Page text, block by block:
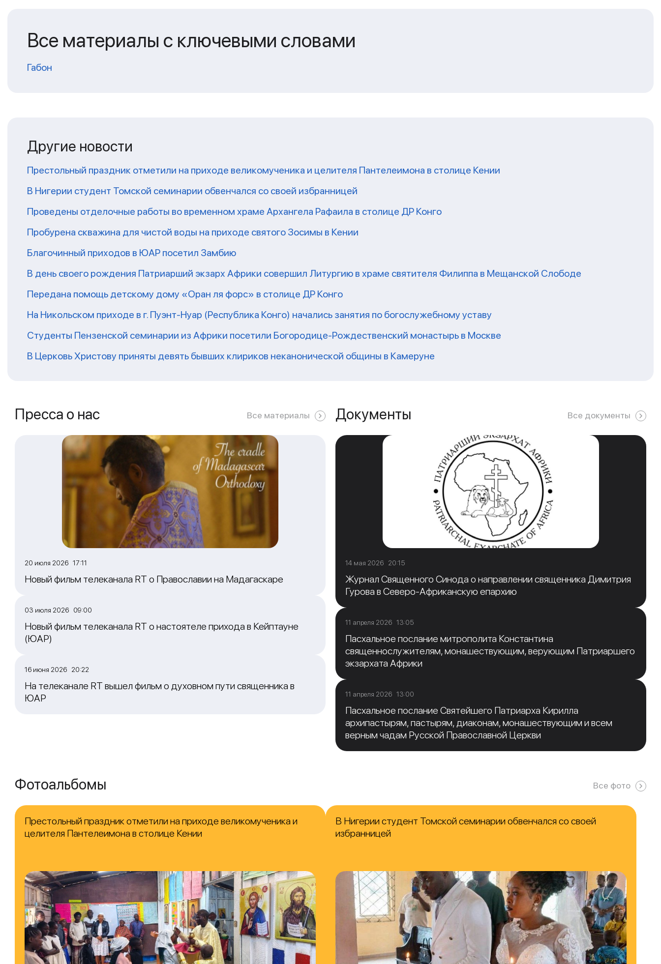
Все материалы с ключевыми словами
Габон
Другие новости
Престольный праздник отметили на приходе великомученика и целителя Пантелеимона в столице Кении
В Нигерии студент Томской семинарии обвенчался со своей избранницей
Проведены отделочные работы во временном храме Архангела Рафаила в столице ДР Конго
Пробурена скважина для чистой воды на приходе святого Зосимы в Кении
Благочинный приходов в ЮАР посетил Замбию
В день своего рождения Патриарший экзарх Африки совершил Литургию в храме святителя Филиппа в Мещанской Слободе
Передана помощь детскому дому «Оран ля форс» в столице ДР Конго
На Никольском приходе в г. Пуэнт-Нуар (Республика Конго) начались занятия по богослужебному уставу
Студенты Пензенской семинарии из Африки посетили Богородице-Рождественский монастырь в Москве
В Церковь Христову приняты девять бывших клириков неканонической общины в Камеруне
Пресса о нас Все материалы
20 июля 2026 17:11
Новый фильм телеканала RT о Православии на Мадагаскаре
03 июля 2026 09:00
Новый фильм телеканала RT о настоятеле прихода в Кейптауне
(ЮАР)
16 июня 2026 20:22
На телеканале RT вышел фильм о духовном пути священника в
ЮАР
Документы Все документы
14 мая 2026 20:15
Журнал Священного Синода о направлении священника Димитрия
Гурова в Северо-Африканскую епархию
11 апреля 2026 13:05
Пасхальное послание митрополита Константина
священнослужителям, монашествующим, верующим Патриаршего
экзархата Африки
11 апреля 2026 13:00
Пасхальное послание Святейшего Патриарха Кирилла
архипастырям, пастырям, диаконам, монашествующим и всем
верным чадам Русской Православной Церкви
Фотоальбомы Все фото
Престольный праздник отметили на приходе великомученика и
целителя Пантелеимона в столице Кении
В Нигерии студент Томской семинарии обвенчался со своей
избранницей